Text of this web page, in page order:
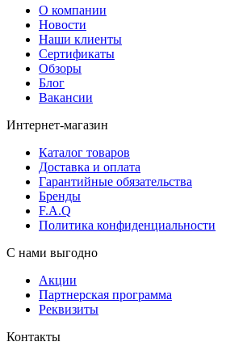
О компании
Новости
Наши клиенты
Сертификаты
Обзоры
Блог
Вакансии
Интернет-магазин
Каталог товаров
Доставка и оплата
Гарантийные обязательства
Бренды
F.A.Q
Политика конфиденциальности
С нами выгодно
Акции
Партнерская программа
Реквизиты
Контакты